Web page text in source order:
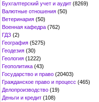
Бухгалтерский учет и аудит (8269)
Валютные отношения (50)
Ветеринария (50)
Военная кафедра (762)
ГДЗ (2)
География (5275)
Геодезия (30)
Геология (1222)
Геополитика (43)
Государство и право (20403)
Гражданское право и процесс (465)
Делопроизводство (19)
Деньги и кредит (108)